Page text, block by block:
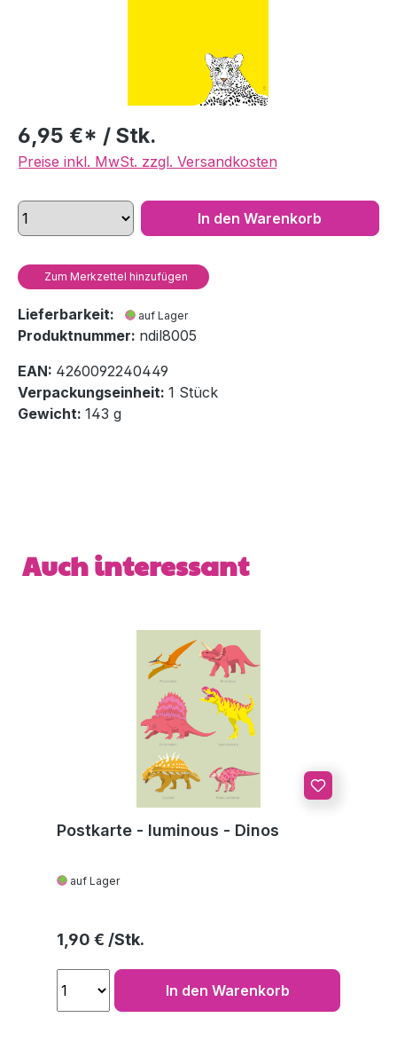
6,95 €* / Stk.
Preise inkl. MwSt. zzgl. Versandkosten
In den Warenkorb
Zum Merkzettel hinzufügen
Lieferbarkeit: auf Lager
Produktnummer: ndil8005
EAN: 4260092240449
Verpackungseinheit: 1 Stück
Gewicht: 143 g
Produktgalerie überspringen
Auch interessant
Postkarte - luminous - Dinos
auf Lager
Regulärer Preis:
1,90 €
In den Warenkorb